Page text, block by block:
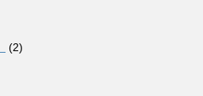
(2)